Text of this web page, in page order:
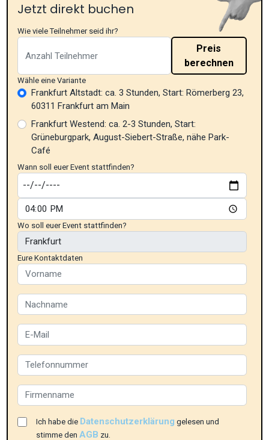
Jetzt direkt buchen
Wie viele Teilnehmer seid ihr?
Preis
berechnen
Wähle eine Variante
Frankfurt Altstadt: ca. 3 Stunden, Start: Römerberg 23,
60311 Frankfurt am Main
Frankfurt Westend: ca. 2-3 Stunden, Start:
Grüneburgpark, August-Siebert-Straße, nähe Park-
Café
Wann soll euer Event stattfinden?
Wo soll euer Event stattfinden?
Eure Kontaktdaten
Ich habe die Datenschutzerklärung gelesen und
stimme denAGB zu.